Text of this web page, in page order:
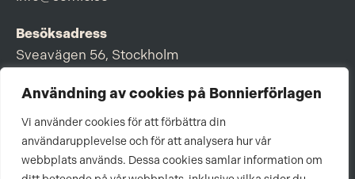
Användning av cookies på Bonnierförlagen
Vi använder cookies för att förbättra din
användarupplevelse och för att analysera hur vår
webbplats används. Dessa cookies samlar information om
Besöksadress
Sveavägen 56, Stockholm
Postadress
Box 3159, 103 63 Stockholm